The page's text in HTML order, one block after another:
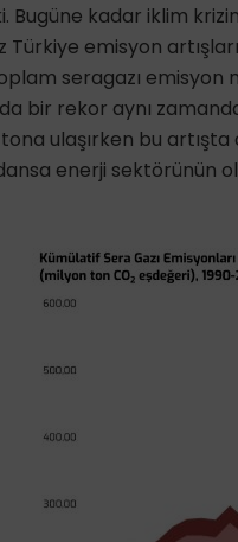
Bugüne kadar iklim
emisyon
seragazı emisyon
bir rekor aynı
ulaşırken bu
enerji sektörünün